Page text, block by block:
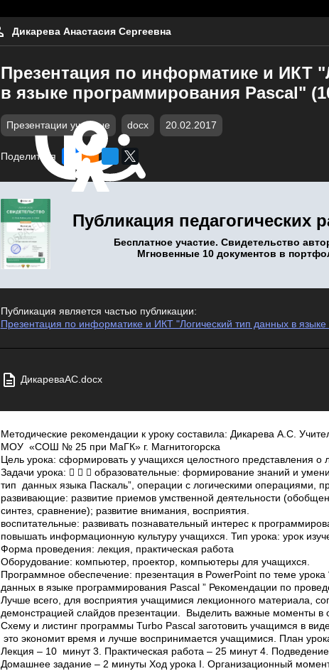
Дикарева Анастасия Сергеевна
Презентация по информатике и ИКТ
в языке программирования Pascal"
Презентации учебные docx 20.02.2017
Поделиться
Публикация педагогических
Бесплатное участие. Свидетельство
Мгновенные 10 документов в
Публикация является частью публикации:
Презентация по информатике и ИКТ "Логический тип данных в
ДикареваАС.docx
Методические рекомендации к уроку составила: Дикарева А.С.
МОУ «СОШ № 25 при МаГК» г. Магнитогорска
Цель урока: сформировать у учащихся целостного представления
Задачи урока:    образовательные: формирование знаний и
тип данных языка Паскаль”, операции с логическими операциями,
развивающие: развитие приемов умственной деятельности
синтез, сравнение); развитие внимания, восприятия.
воспитательные: развивать познавательный интерес к
повышать информационную культуру учащихся. Тип урока: урок
Форма проведения: лекция, практическая работа
Оборудование: компьютер, проектор, компьютеры для учащихся.
Программное обеспечение: презентация в PowerPoint по теме урока
данных в языке программирования Pascal ” Рекомендации по
Лучше всего, для восприятия учащимися лекционного материала,
демонстрацией слайдов презентации. Выделить важные моменты в
Схему и листинг программы Turbo Pascal заготовить учащимся в
это экономит время и лучше воспринимается учащимися. План
Лекция – 10 минут 3. Практическая работа – 25 минут 4.
Домашнее задание – 2 минуты Ход урока I. Организационный